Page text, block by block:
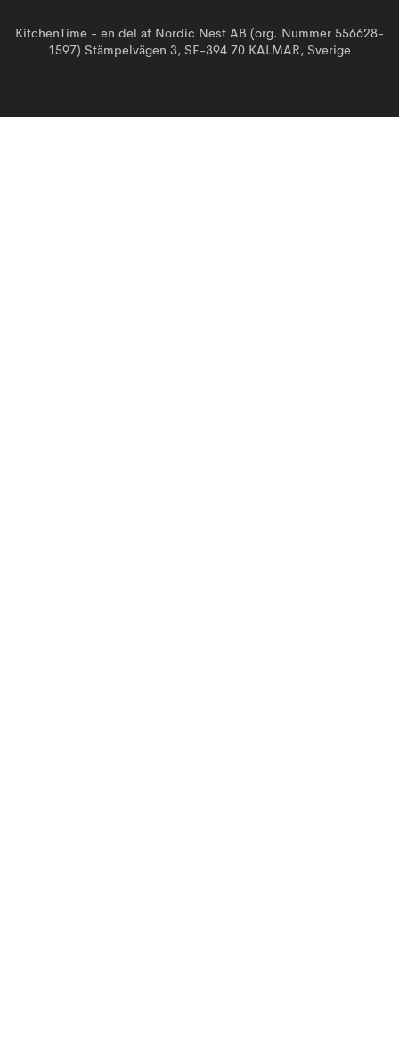
KitchenTime - en del af Nordic Nest AB (org. Nummer 556628-
1597) Stämpelvägen 3, SE-394 70 KALMAR, Sverige